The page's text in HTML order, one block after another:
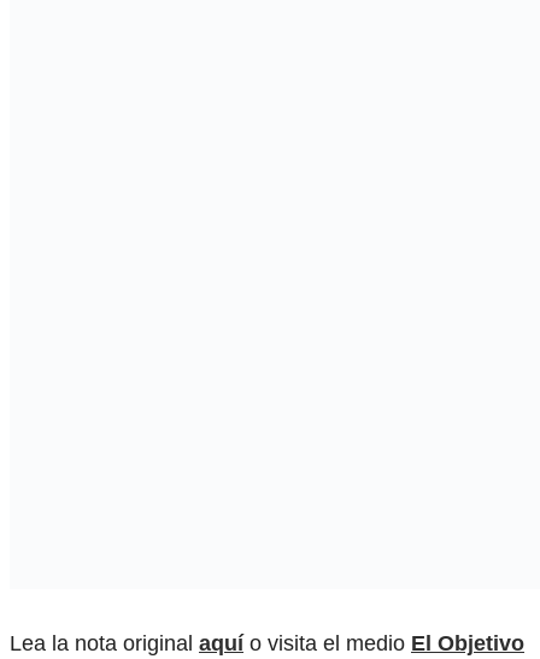
Lea la nota original aquí o visita el medio El Objetivo